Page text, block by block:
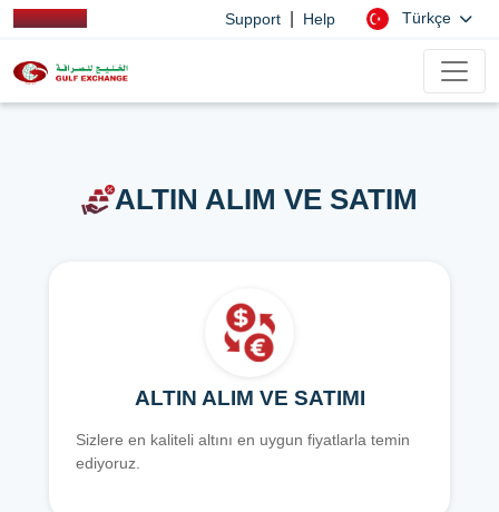
Support Help Türkçe
ALTIN ALIM VE SATIM
ALTIN ALIM VE SATIMI
Sizlere en kaliteli altını en uygun fiyatlarla temin
ediyoruz.